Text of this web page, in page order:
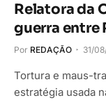
Relatora da
guerra entre
Por REDAÇÃO 31/
Tortura e maus-
estratégia usada